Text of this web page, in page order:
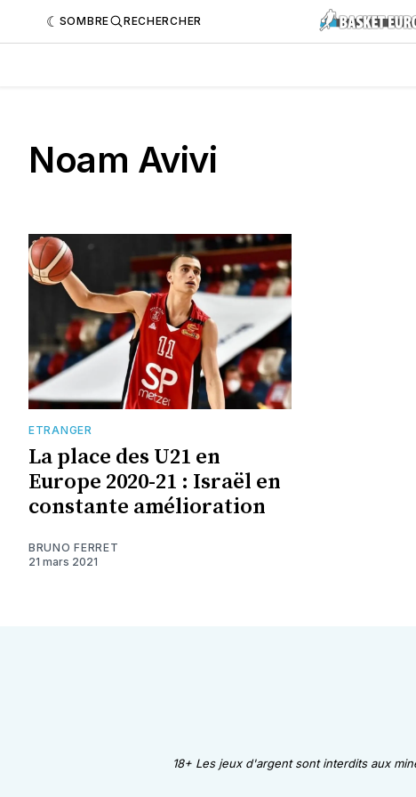
SOMBRE RECHERCHER
Noam Avivi
ETRANGER
La place des U21 en
Europe 2020-21 : Israël en
constante amélioration
BRUNO FERRET
21 mars 2021
18+ Les jeux d'argent sont interdits aux